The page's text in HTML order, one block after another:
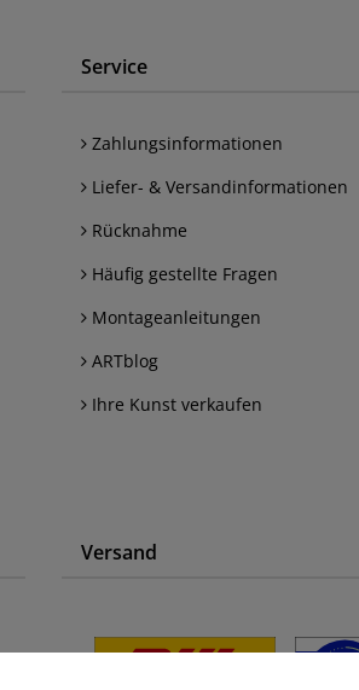
Service
Zahlungsinformationen
Liefer- & Versandinformationen
Rücknahme
Häufig gestellte Fragen
Montageanleitungen
ARTblog
Ihre Kunst verkaufen
Versand